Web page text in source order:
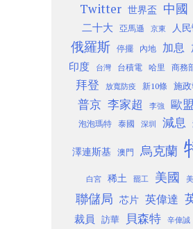
Twitter 世界盃 中國
二十大 亞馬遜 京東 人
俄羅斯 停擺 內地 加息
印度
台灣 台積電 哈里 商務
拜登 放寬防疫 新10條 施
普京 李家超 李強 歐盟
泡泡瑪特 泰國 深圳 減息
澤連斯基 澳門 烏克蘭
白宮 稀土 罷工 美國
聯儲局 芯片 英偉達
裁員 訪華 貝森特 辛偉誠